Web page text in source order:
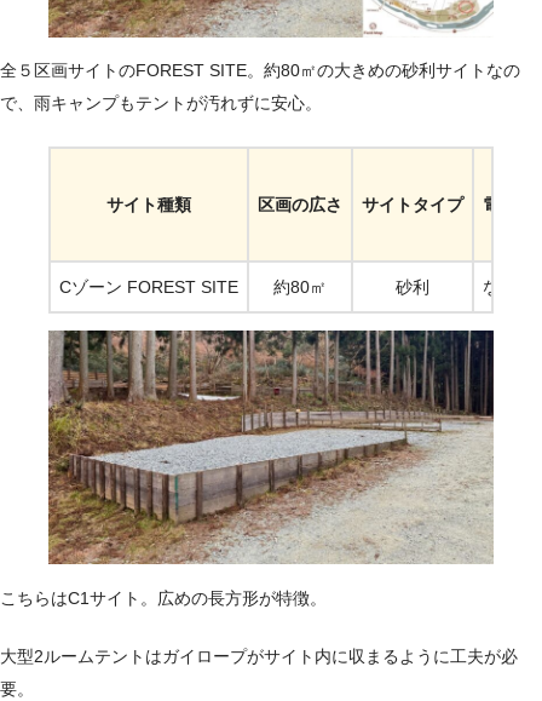
全５区画サイトのFOREST SITE。約80㎡の大きめの砂利サイトなの
で、雨キャンプもテントが汚れずに安心。
サイト種類 区画の広さ サイトタイプ 電源
Cゾーン FOREST SITE 約80㎡ 砂利 なし
こちらはC1サイト。広めの長方形が特徴。
大型2ルームテントはガイロープがサイト内に収まるように工夫が必
要。